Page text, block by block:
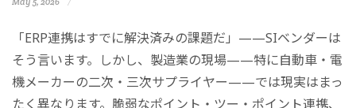
「ERP連携はすでに解決済みの課題だ」——SIベンダーは
そう言います。しかし、製造業の現場——特に自動車・電
機メーカーの二次・三次サプライヤー——では現実はまっ
たく異なります。脆弱なポイント・ツー・ポイント連携、